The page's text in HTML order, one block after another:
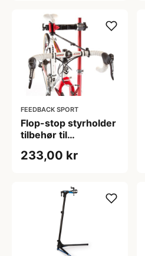
FEEDBACK SPORT
Flop-stop styrholder
tilbehør til
233,00 kr